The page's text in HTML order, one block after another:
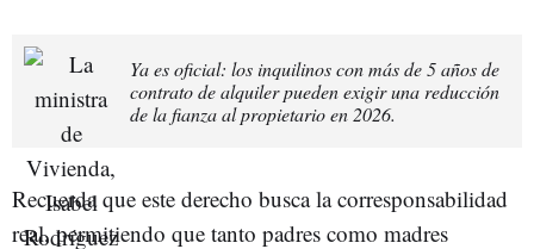
Ya es oficial: los inquilinos con más de 5 años de
contrato de alquiler pueden exigir una reducción
de la fianza al propietario en 2026.
Recuerda que este derecho busca la corresponsabilidad
real, permitiendo que tanto padres como madres